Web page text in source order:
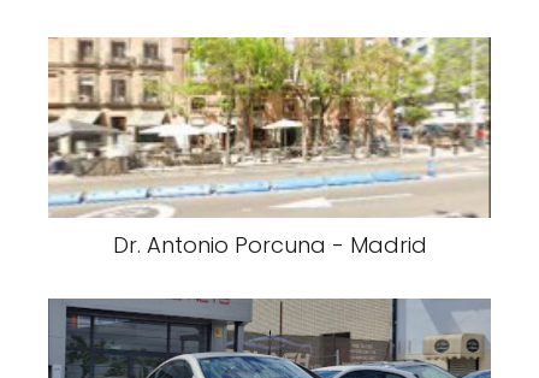
Dr. Antonio Porcuna - Madrid